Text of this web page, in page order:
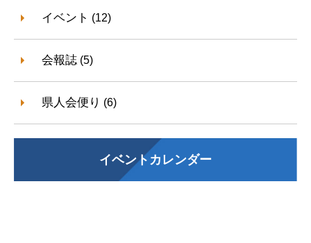
イベント (12)
会報誌 (5)
県人会便り (6)
イベントカレンダー